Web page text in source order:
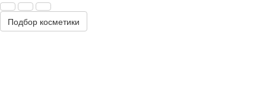
Подбор косметики